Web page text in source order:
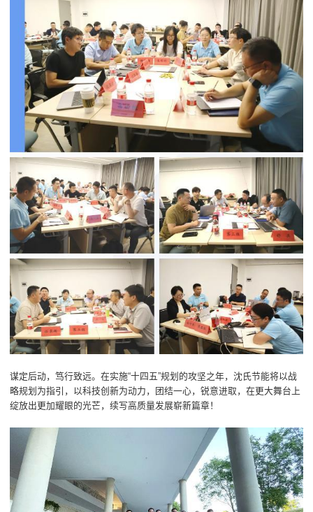
谋定后动，笃行致远。在实施“十四五”规划的攻坚之年，沈氏节能将以战
略规划为指引，以科技创新为动力，团结一心，锐意进取，在更大舞台上
绽放出更加耀眼的光芒，续写高质量发展崭新篇章！